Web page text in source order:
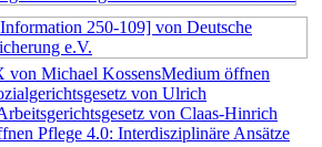
Michael KossensMedium öffnen
von Ulrich
von Claas-Hinrich
Pflege 4.0: Interdisziplinäre Ansätze